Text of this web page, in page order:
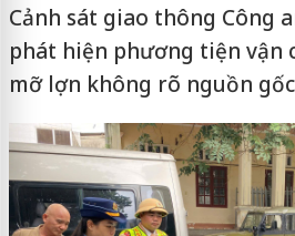
Cảnh sát giao thông Công
phát hiện phương tiện vận
mỡ lợn không rõ nguồn